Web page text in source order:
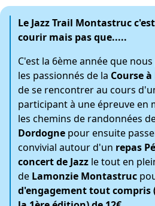
Le Jazz Trail Montastruc
courir mais pas que.....
C'est la 6ème année que
les passionnés de la Course à
de se rencontrer au cours
participant à une épreuve en
les chemins de randonnées
Dordogne pour ensuite
convivial autour d'un repas
concert de Jazz le tout en
de Lamonzie Montastruc
d'engagement tout compris